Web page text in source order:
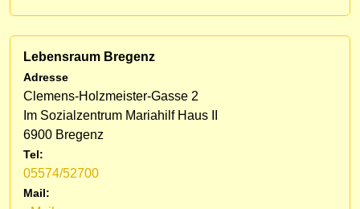
Lebensraum Bregenz
Adresse
Clemens-Holzmeister-Gasse 2
Im Sozialzentrum Mariahilf Haus II
6900 Bregenz
Tel:
05574/52700
Mail: